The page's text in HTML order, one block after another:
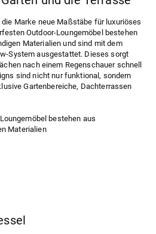
Marke neue Maßstäbe für luxuriöses
Outdoor-Loungemöbel bestehen
Materialien und sind mit dem
System ausgestattet. Dieses sorgt
nach einem Regenschauer schnell
sind nicht nur funktional, sondern
Gartenbereiche, Dachterrassen